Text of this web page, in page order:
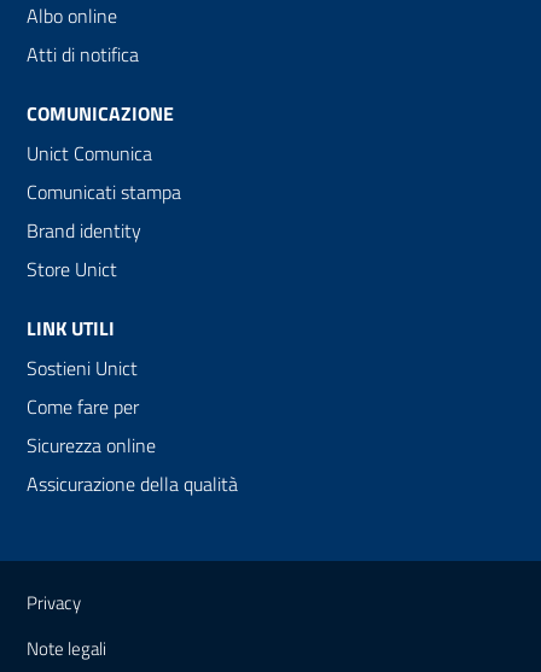
Albo online
Atti di notifica
COMUNICAZIONE
Unict Comunica
Comunicati stampa
Brand identity
Store Unict
LINK UTILI
Sostieni Unict
Come fare per
Sicurezza online
Assicurazione della qualità
Link e informazioni utili
Privacy
Note legali